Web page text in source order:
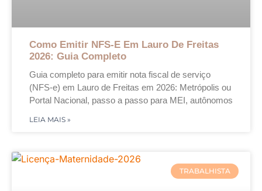
Como Emitir NFS-E Em Lauro De Freitas
2026: Guia Completo
Guia completo para emitir nota fiscal de serviço
(NFS-e) em Lauro de Freitas em 2026: Metrópolis ou
Portal Nacional, passo a passo para MEI, autônomos
LEIA MAIS »
TRABALHISTA